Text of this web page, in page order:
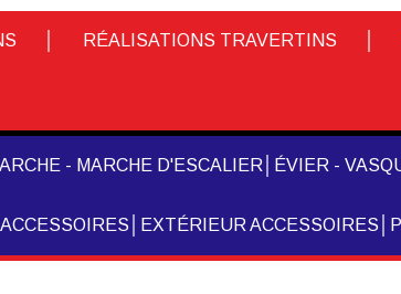
RÉALISATIONS TRAVERTINS
- MARCHE D'ESCALIER ÉVIER -
EXTÉRIEUR ACCESSOIRES